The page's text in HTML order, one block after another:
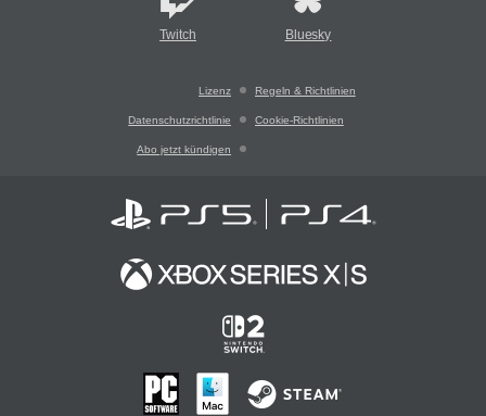
Twitch Bluesky
Lizenz Regeln & Richtlinien
Datenschutzrichtlinie Cookie-Richtlinien
Abo jetzt kündigen